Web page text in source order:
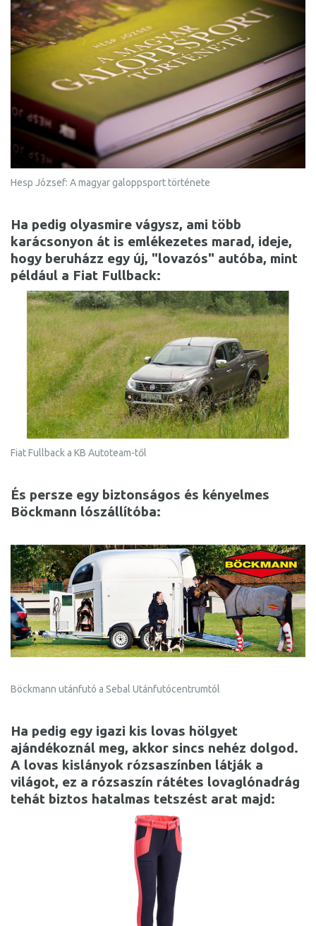
Hesp József: A magyar galoppsport története
Ha pedig olyasmire vágysz, ami több
karácsonyon át is emlékezetes marad, ideje,
hogy beruházz egy új, "lovazós" autóba, mint
például a Fiat Fullback:
Fiat Fullback a KB Autoteam-től
És persze egy biztonságos és kényelmes
Böckmann lószállítóba:
Böckmann utánfutó a Sebal Utánfutócentrumtól
Ha pedig egy igazi kis lovas hölgyet
ajándékoznál meg, akkor sincs nehéz dolgod.
A lovas kislányok rózsaszínben látják a
világot, ez a rózsaszín rátétes lovaglónadrág
tehát biztos hatalmas tetszést arat majd: